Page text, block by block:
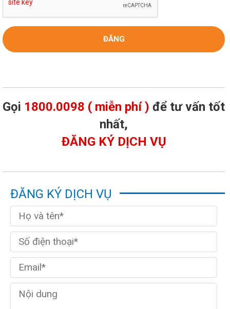
Gọi 1800.0098 ( miễn phí ) để tư vấn tốt
nhất,
ĐĂNG KÝ DỊCH VỤ
ĐĂNG KÝ DỊCH VỤ